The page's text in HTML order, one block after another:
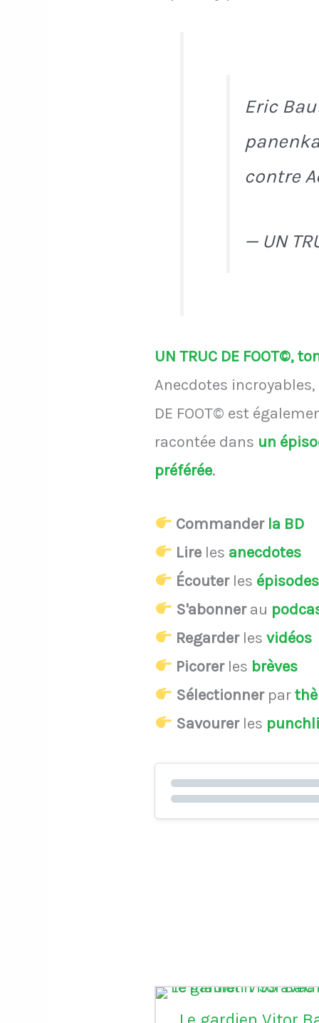
Eric
contre
— UN
UN TRUC DE FOOT©,
Anecdotes
DE FOOT© est
racontée dans un
préférée.
Commander la BD
Lire les anecdotes
Écouterles épisodes
S'abonnerau
Regarderlesvidéos
Picorerles brèves
Sélectionnerpar
Savourerles